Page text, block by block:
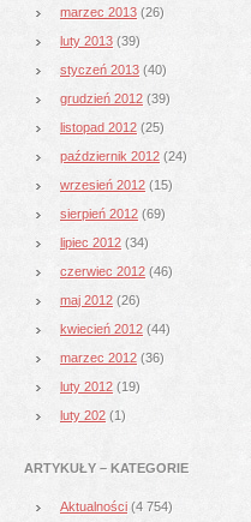
marzec 2013 (26)
luty 2013 (39)
styczeń 2013 (40)
grudzień 2012 (39)
listopad 2012 (25)
październik 2012 (24)
wrzesień 2012 (15)
sierpień 2012 (69)
lipiec 2012 (34)
czerwiec 2012 (46)
maj 2012 (26)
kwiecień 2012 (44)
marzec 2012 (36)
luty 2012 (19)
luty 202 (1)
ARTYKUŁY – KATEGORIE
Aktualności (4 754)